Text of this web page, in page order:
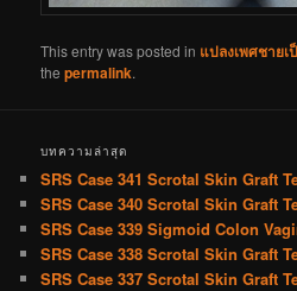
This entry was posted in แปลงเพศชาย
thepermalink.
บทความล่าสุด
SRS Case 341 Scrotal Skin Graft
SRS Case 340 Scrotal Skin Graft
SRS Case 339 Sigmoid Colon
SRS Case 338 Scrotal Skin Graft
SRS Case 337 Scrotal Skin Graft